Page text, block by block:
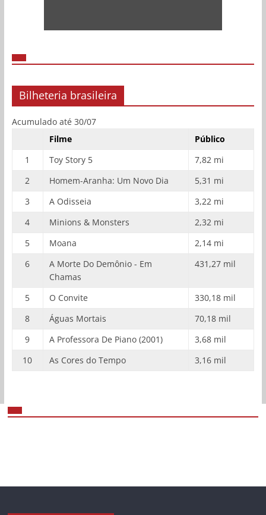
Bilheteria brasileira
Acumulado até 30/07
Filme
Público
1
Toy Story 5
7,82 mi
2
Homem-Aranha: Um Novo Dia
5,31 mi
3
A Odisseia
3,22 mi
4
Minions & Monsters
2,32 mi
5
Moana
2,14 mi
6
A Morte Do Demônio - Em
Chamas
431,27 mil
5 O Convite
330,18 mil
8
Águas Mortais
70,18 mil
9
A Professora De Piano (2001)
3,68 mil
10
As Cores do Tempo 3,16 mil